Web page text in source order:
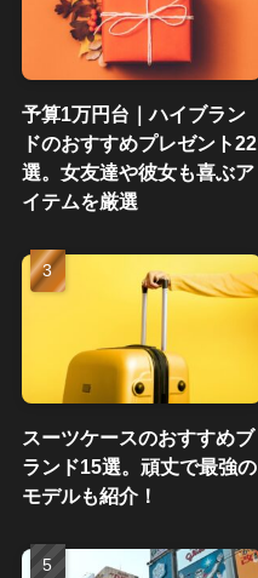
予算1万円台｜ハイブラン
ドのおすすめプレゼント22
選。女友達や彼女も喜ぶア
イテムを厳選
スーツケースのおすすめブ
ランド15選。頑丈で最強の
モデルも紹介！